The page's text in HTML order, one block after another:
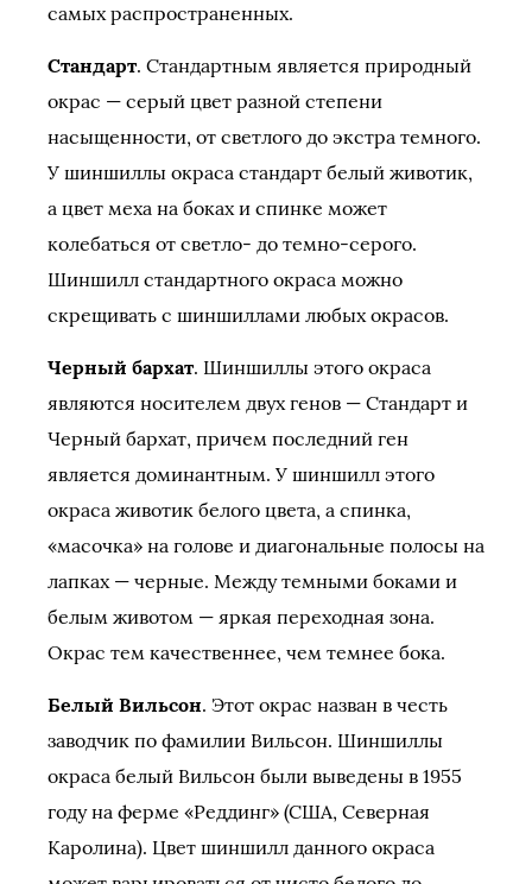
самых распространенных.
Стандарт. Стандартным является природный
окрас — серый цвет разной степени
насыщенности, от светлого до экстра темного.
У шиншиллы окраса стандарт белый животик,
а цвет меха на боках и спинке может
колебаться от светло- до темно-серого.
Шиншилл стандартного окраса можно
скрещивать с шиншиллами любых окрасов.
Черный бархат. Шиншиллы этого окраса
являются носителем двух генов — Стандарт и
Черный бархат, причем последний ген
является доминантным. У шиншилл этого
окраса животик белого цвета, а спинка,
«масочка» на голове и диагональные полосы на
лапках — черные. Между темными боками и
белым животом — яркая переходная зона.
Окрас тем качественнее, чем темнее бока.
Белый Вильсон. Этот окрас назван в честь
заводчик по фамилии Вильсон. Шиншиллы
окраса белый Вильсон были выведены в 1955
году на ферме «Реддинг» (США, Северная
Каролина). Цвет шиншилл данного окраса